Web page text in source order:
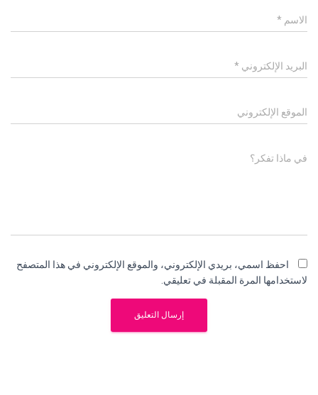
الاسم *
البريد الإلكتروني *
الموقع الإلكتروني
في ماذا تفكر؟
احفظ اسمي، بريدي الإلكتروني، والموقع الإلكتروني في هذا المتصفح
لاستخدامها المرة المقبلة في تعليقي.